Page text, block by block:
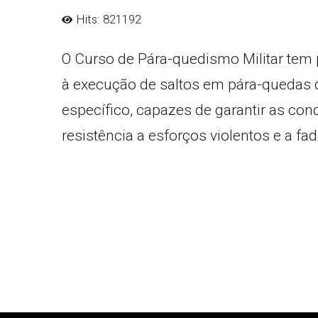
Hits: 821192
O Curso de Pára-quedismo Militar
à execução de saltos em pára-
específico, capazes de garantir as
resistência a esforços violentos e a